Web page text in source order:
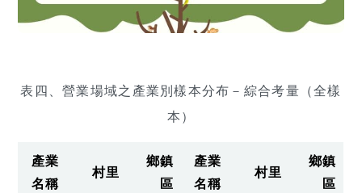
表四、營業場域之產業別樣本分布－綜合考量（全樣
本）
產業
名稱
村里
鄉鎮
區
產業
名稱
村里
鄉鎮
區